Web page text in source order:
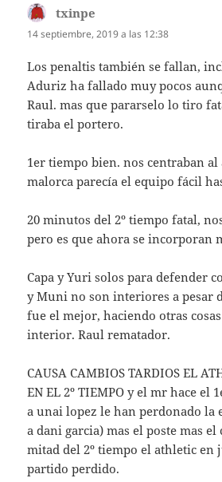
txinpe
14 septiembre, 2019 a las 12:38
Los penaltis también se fallan,
Aduriz ha fallado muy pocos
Raul. mas que pararselo lo tiro
tiraba el portero.
1er tiempo bien. nos centraban al
malorca parecía el equipo fácil
20 minutos del 2º tiempo fatal,
pero es que ahora se incorporan
Capa y Yuri solos para defender
y Muni no son interiores a pesar
fue el mejor, haciendo otras
interior. Raul rematador.
CAUSA CAMBIOS TARDIOS EL
EN EL 2º TIEMPO y el mr hace el
a unai lopez le han perdonado la
a dani garcia) mas el poste mas
mitad del 2º tiempo el athletic en
partido perdido.